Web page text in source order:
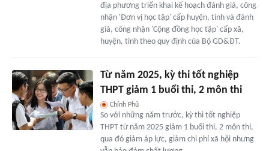
địa phương triển khai kế hoạch đánh giá, công
nhận 'Đơn vị học tập' cấp huyện, tỉnh và đánh
giá, công nhận 'Cộng đồng học tập' cấp xã,
huyện, tỉnh theo quy định của Bộ GD&ĐT.
Từ năm 2025, kỳ thi tốt nghiệp
THPT giảm 1 buổi thi, 2 môn thi
Chính Phủ
So với những năm trước, kỳ thi tốt nghiệp
THPT từ năm 2025 giảm 1 buổi thi, 2 môn thi,
qua đó giảm áp lực, giảm chi phí xã hội nhưng